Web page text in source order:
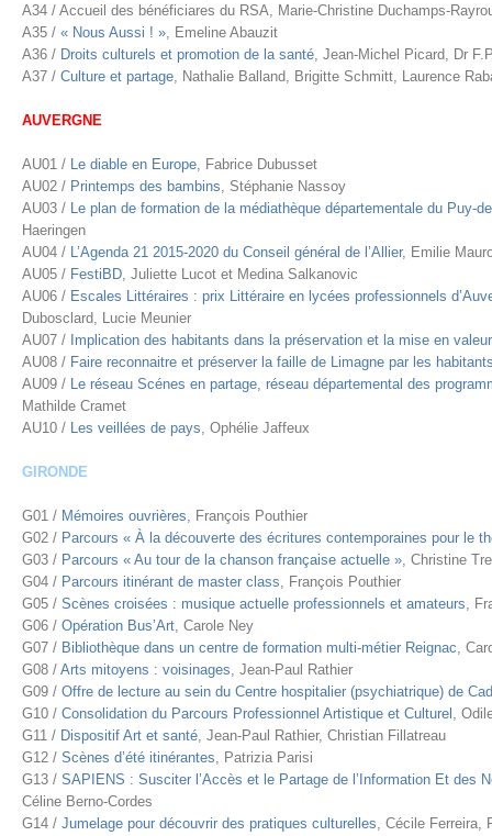
A34 / Accueil des bénéficiares du RSA, Marie-Christine Duchamps-
A35 / « Nous Aussi ! », Emeline Abauzit
A36 / Droits culturels et promotion de la santé, Jean-Michel Picard, Dr
A37 / Culture et partage, Nathalie Balland, Brigitte Schmitt, Laurence
AUVERGNE
AU01 / Le diable en Europe, Fabrice Dubusset
AU02 / Printemps des bambins, Stéphanie Nassoy
AU03 / Le plan de formation de la médiathèque départementale du Puy-
Haeringen
AU04 / L’Agenda 21 2015-2020 du Conseil général de l’Allier, Emilie
AU05 / FestiBD, Juliette Lucot et Medina Salkanovic
AU06 / Escales Littéraires : prix Littéraire en lycées professionnels
Dubosclard, Lucie Meunier
AU07 / Implication des habitants dans la préservation et la mise en
AU08 / Faire reconnaitre et préserver la faille de Limagne par les
AU09 / Le réseau Scénes en partage, réseau départemental des
Mathilde Cramet
AU10 / Les veillées de pays, Ophélie Jaffeux
GIRONDE
G01 / Mémoires ouvrières, François Pouthier
G02 / Parcours « À la découverte des écritures contemporaines pour le
G03 / Parcours « Au tour de la chanson française actuelle », Christine
G04 / Parcours itinérant de master class, François Pouthier
G05 / Scènes croisées : musique actuelle professionnels et amateurs,
G06 / Opération Bus’Art, Carole Ney
G07 / Bibliothèque dans un centre de formation multi-métier Reignac,
G08 / Arts mitoyens : voisinages, Jean-Paul Rathier
G09 / Offre de lecture au sein du Centre hospitalier (psychiatrique) de
G10 / Consolidation du Parcours Professionnel Artistique et Culturel ,
G11 / Dispositif Art et santé, Jean-Paul Rathier, Christian Fillatreau
G12 / Scènes d’été itinérantes, Patrizia Parisi
G13 / SAPIENS : Susciter l’Accès et le Partage de l’Information Et des
Céline Berno-Cordes
G14 / Jumelage pour découvrir des pratiques culturelles, Cécile Ferreira,